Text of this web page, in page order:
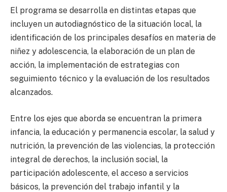
El programa se desarrolla en distintas etapas que
incluyen un autodiagnóstico de la situación local, la
identificación de los principales desafíos en materia de
niñez y adolescencia, la elaboración de un plan de
acción, la implementación de estrategias con
seguimiento técnico y la evaluación de los resultados
alcanzados.
Entre los ejes que aborda se encuentran la primera
infancia, la educación y permanencia escolar, la salud y
nutrición, la prevención de las violencias, la protección
integral de derechos, la inclusión social, la
participación adolescente, el acceso a servicios
básicos, la prevención del trabajo infantil y la